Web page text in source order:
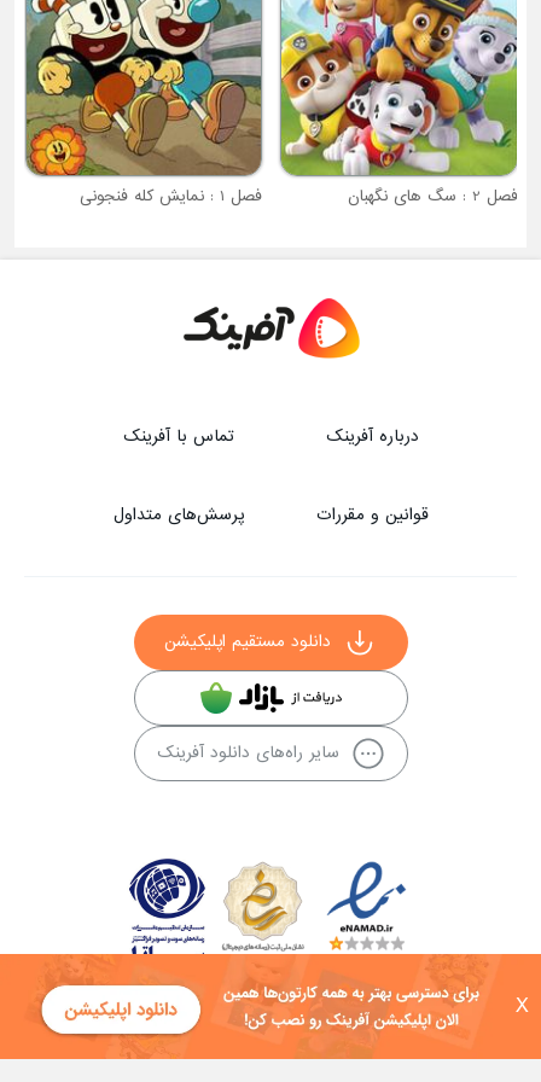
X
فصل 2 : سگ های نگهبان فصل 1 : نمایش کله فنجونی
درباره آفرینک تماس با آفرینک
قوانین و مقررات پرسش‌های متداول
دانلود مستقیم اپلیکیشن
سایر راه‌های دانلود آفرینک
کلیه حقوق این سایت به شرکت توسعه فناوی هفت آسمان توکان تعلق دارد و